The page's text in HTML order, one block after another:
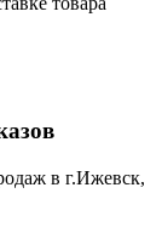
в г.Ижевск,